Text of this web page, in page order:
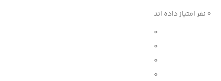
0 نفر امتیاز داده اند
0
0
0
0